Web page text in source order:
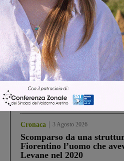
Figline Incisa Valdarno 1 Agosto
Piscina di Figline
Pnrr, il gruppo di Fratelli
ringraziamento al
Cronaca 4 Agosto 2026
Un anno fa la strage in
Gianni, Giulia e Franco.
processo, lo stop ai
Cronaca 3 Agosto 2026
Scomparso da una
Fiorentino l’uomo che
Levane nel 2020